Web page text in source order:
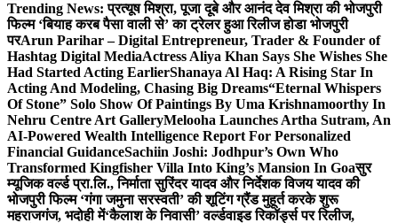
Trending News: प्रत्यूष मिश्रा, पूजा दूबे और आनंद देव मिश्रा की भोजपुरी
फिल्म ‘बियाह करब पैसा वाली से’ का ट्रेलर हुआ रिलीज होडा भोजपुरी
परArun Parihar – Digital Entrepreneur, Trader & Founder of
Hashtag Digital MediaActress Aliya Khan Says She Wishes She
Had Started Acting EarlierShanaya Al Haq: A Rising Star In
Acting And Modeling, Chasing Big Dreams“Eternal Whispers
Of Stone” Solo Show Of Paintings By Uma Krishnamoorthy In
Nehru Centre Art GalleryMelooha Launches Artha Sutram, An
AI-Powered Wealth Intelligence Report For Personalized
Financial GuidanceSachiin Joshi: Jodhpur’s Own Who
Transformed Kingfisher Villa Into King’s Mansion In Goaसुर
म्यूजिक वर्ल्ड प्रा.लि., निर्माता सुरिंदर यादव और निर्देशक विजय यादव की
भोजपुरी फिल्म ‘गंगा जमुना सरस्वती’ की शूटिंग ग्रैंड मुहूर्त करके शुरू
महराजगंज, भदोही में‘कैलाश के निवासी’ वर्ल्डवाइड रिकॉर्ड्स पर रिलीज,